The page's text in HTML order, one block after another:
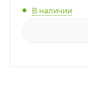
В наличии